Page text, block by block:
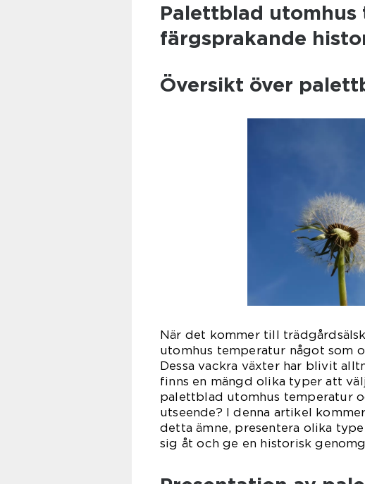
Palettblad utomhus
färgsprakande
Översikt över
När det kommer till
utomhus temperatur något som
Dessa vackra växter har blivit
finns en mängd olika typer att
palettblad utomhus temperatur
utseende? I denna artikel
detta ämne, presentera olika
sig åt och ge en historisk